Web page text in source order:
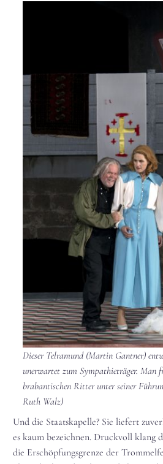
Dieser Telramund (Martin Gantner)
unerwartet zum Sympathieträger. Man
brabantischen Ritter unter seiner
Ruth Walz)
Und die Staatskapelle? Sie liefert
es kaum bezeichnen. Druckvoll klang
die Erschöpfungsgrenze der